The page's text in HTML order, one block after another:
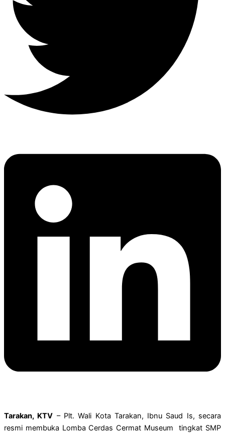
Tarakan, KTV – Plt. Wali Kota Tarakan, Ibnu Saud Is, secara
resmi membuka Lomba Cerdas Cermat Museum tingkat SMP